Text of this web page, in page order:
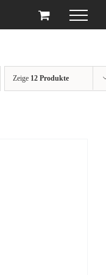
Zeige 12 Produkte